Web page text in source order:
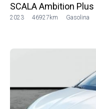
SCALA Ambition
2023 46927km Gasolina